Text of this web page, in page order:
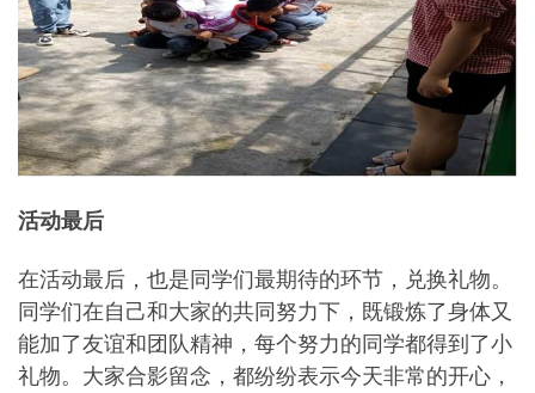
活动最后
在活动最后，也是同学们最期待的环节，兑换礼物。
同学们在自己和大家的共同努力下，既锻炼了身体又
能加了友谊和团队精神，每个努力的同学都得到了小
礼物。大家合影留念，都纷纷表示今天非常的开心，